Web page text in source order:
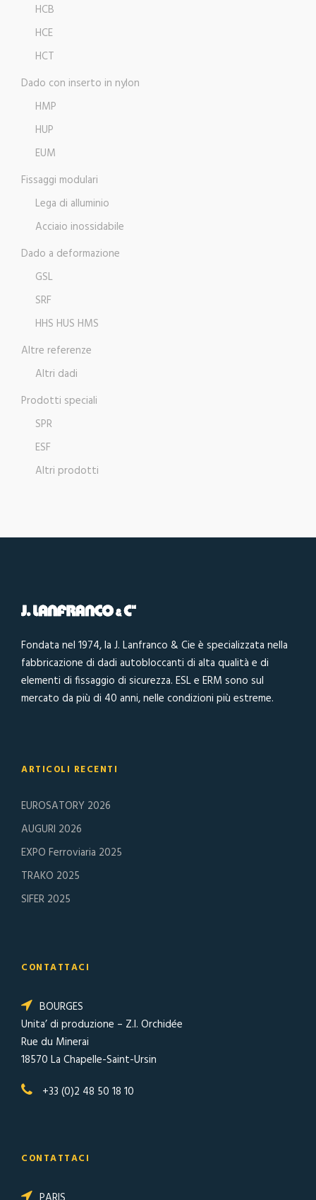
HCB
HCE
HCT
Dado con inserto in nylon
HMP
HUP
EUM
Fissaggi modulari
Lega di alluminio
Acciaio inossidabile
Dado a deformazione
GSL
SRF
HHS HUS HMS
Altre referenze
Altri dadi
Prodotti speciali
SPR
ESF
Altri prodotti
Fondata nel 1974, la J. Lanfranco & Cie è specializzata nella
fabbricazione di dadi autobloccanti di alta qualità e di
elementi di fissaggio di sicurezza. ESL e ERM sono sul
mercato da più di 40 anni, nelle condizioni più estreme.
ARTICOLI RECENTI
EUROSATORY 2026
AUGURI 2026
EXPO Ferroviaria 2025
TRAKO 2025
SIFER 2025
CONTATTACI
BOURGES
Unita’ di produzione – Z.I. Orchidée
Rue du Minerai
18570 La Chapelle-Saint-Ursin
+33 (0)2 48 50 18 10
CONTATTACI